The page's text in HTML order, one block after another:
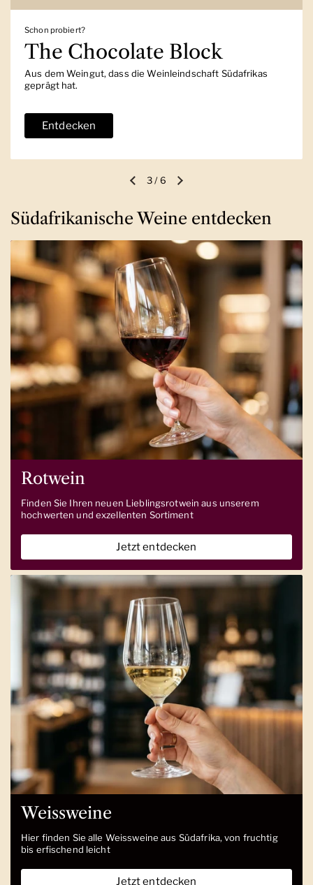
Schon probiert?
The Chocolate Block
Aus dem Weingut, dass die Weinleindschaft Südafrikas
geprägt hat.
Entdecken
Vorherige FolieNächste Folie
3/6
Südafrikanische Weine entdecken
Rotwein
Finden Sie Ihren neuen Lieblingsrotwein aus unserem
hochwerten und exzellenten Sortiment
Jetzt entdecken
Weissweine
Hier finden Sie alle Weissweine aus Südafrika, von fruchtig
bis erfischend leicht
Jetzt entdecken